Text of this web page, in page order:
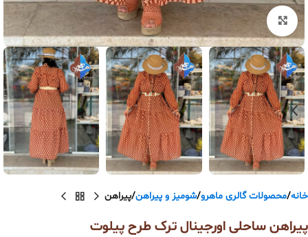
بزرگنمایی تصویر
خانه محصولات گالری ماهرو شومیز و پیراهن پیراهن
پیراهن ساحلی اورجینال ترک طرح پیلوت